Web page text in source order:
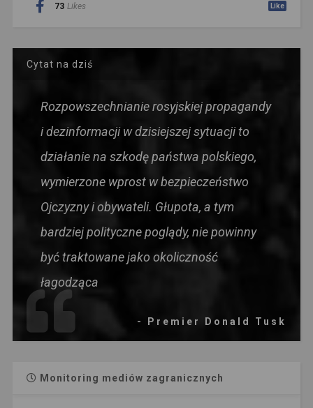
73 Likes Like
Cytat na dziś
Rozpowszechnianie rosyjskiej propagandy
i dezinformacji w dzisiejszej sytuacji to
działanie na szkodę państwa polskiego,
wymierzone wprost w bezpieczeństwo
Ojczyzny i obywateli. Głupota, a tym
bardziej polityczne poglądy, nie powinny
być traktowane jako okoliczność
łagodząca
- Premier Donald Tusk
Monitoring mediów zagranicznych